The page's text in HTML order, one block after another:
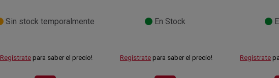
Sin stock temporalmente
Regístrate para saber el precio!
En Stock
Regístrate para saber el precio! Regístrate